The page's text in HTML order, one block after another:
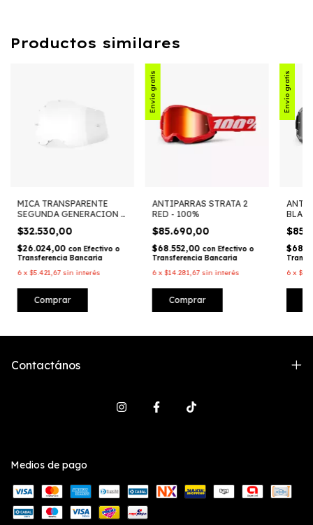
Productos similares
MICA TRANSPARENTE
SEGUNDA GENERACION -
100%
$32.530,00
$26.024,00 con Efectivo o
Transferencia Bancaria
6 x$5.421,67 sin interés
Envío gratis
ANTIPARRAS STRATA 2
RED - 100%
$85.690,00
$68.552,00 con Efectivo o
Transferencia Bancaria
6 x$14.281,67 sin interés
Envío gratis
6 x
Contactános
Medios de pago